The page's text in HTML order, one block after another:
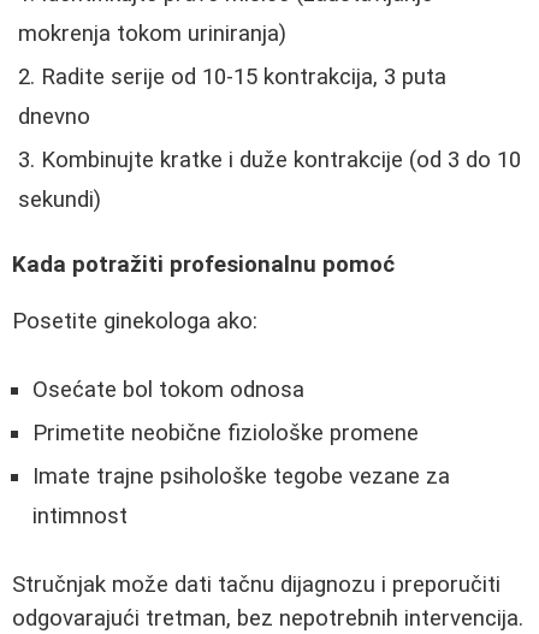
mokrenja tokom uriniranja)
Radite serije od 10-15 kontrakcija, 3 puta
dnevno
Kombinujte kratke i duže kontrakcije (od 3 do 10
sekundi)
Kada potražiti profesionalnu pomoć
Posetite ginekologa ako:
Osećate bol tokom odnosa
Primetite neobične fiziološke promene
Imate trajne psihološke tegobe vezane za
intimnost
Stručnjak može dati tačnu dijagnozu i preporučiti
odgovarajući tretman, bez nepotrebnih intervencija.